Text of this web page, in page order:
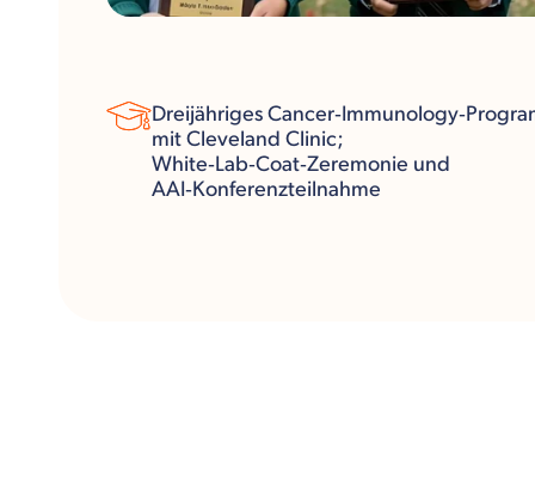
Dreijähriges
mit Cleveland Clinic;
White‑Lab‑Coat‑Zeremonie und
AAI‑Konferenzteilnahme